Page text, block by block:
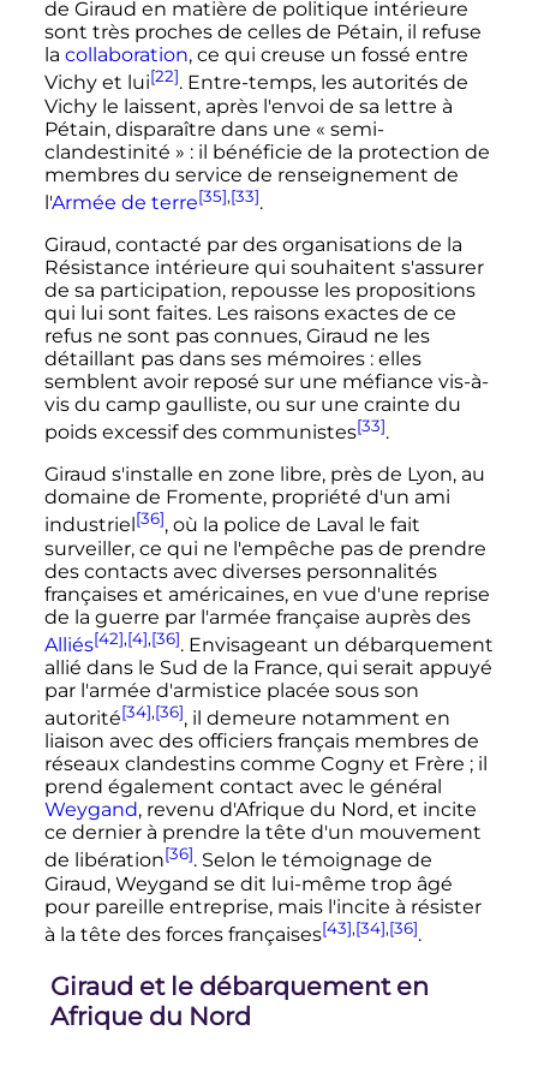
de Giraud en matière de politique intérieure
sont très proches de celles de Pétain, il refuse
la collaboration, ce qui creuse un fossé entre
Vichy et lui[22]. Entre-temps, les autorités de
Vichy le laissent, après l'envoi de sa lettre à
Pétain, disparaître dans une « semi-
clandestinité » : il bénéficie de la protection de
membres du service de renseignement de
l'Armée de terre[35],[33].
Giraud, contacté par des organisations de la
Résistance intérieure qui souhaitent s'assurer
de sa participation, repousse les propositions
qui lui sont faites. Les raisons exactes de ce
refus ne sont pas connues, Giraud ne les
détaillant pas dans ses mémoires : elles
semblent avoir reposé sur une méfiance vis-à-
vis du camp gaulliste, ou sur une crainte du
poids excessif des communistes[33].
Giraud s'installe en zone libre, près de Lyon, au
domaine de Fromente, propriété d'un ami
industriel [36], où la police de Laval le fait
surveiller, ce qui ne l'empêche pas de prendre
des contacts avec diverses personnalités
françaises et américaines, en vue d'une reprise
de la guerre par l'armée française auprès des
Alliés[42],[4],[36]. Envisageant un débarquement
allié dans le Sud de la France, qui serait appuyé
par l'armée d'armistice placée sous son
autorité[34],[36], il demeure notamment en
liaison avec des officiers français membres de
réseaux clandestins comme Cogny et Frère ; il
prend également contact avec le général
Weygand, revenu d'Afrique du Nord, et incite
ce dernier à prendre la tête d'un mouvement
de libération[36]. Selon le témoignage de
Giraud, Weygand se dit lui-même trop âgé
pour pareille entreprise, mais l'incite à résister
à la tête des forces françaises[43],[34],[36].
Giraud et le débarquement en
Afrique du Nord